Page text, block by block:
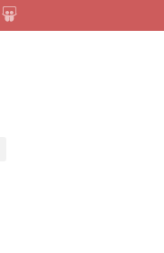
slideshare